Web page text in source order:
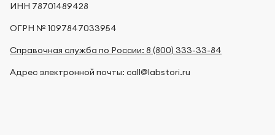
ИНН 78701489428
ОГРН № 1097847033954
Справочная служба по России: 8 (800) 333-33-84
Адрес электронной почты: call@labstori.ru